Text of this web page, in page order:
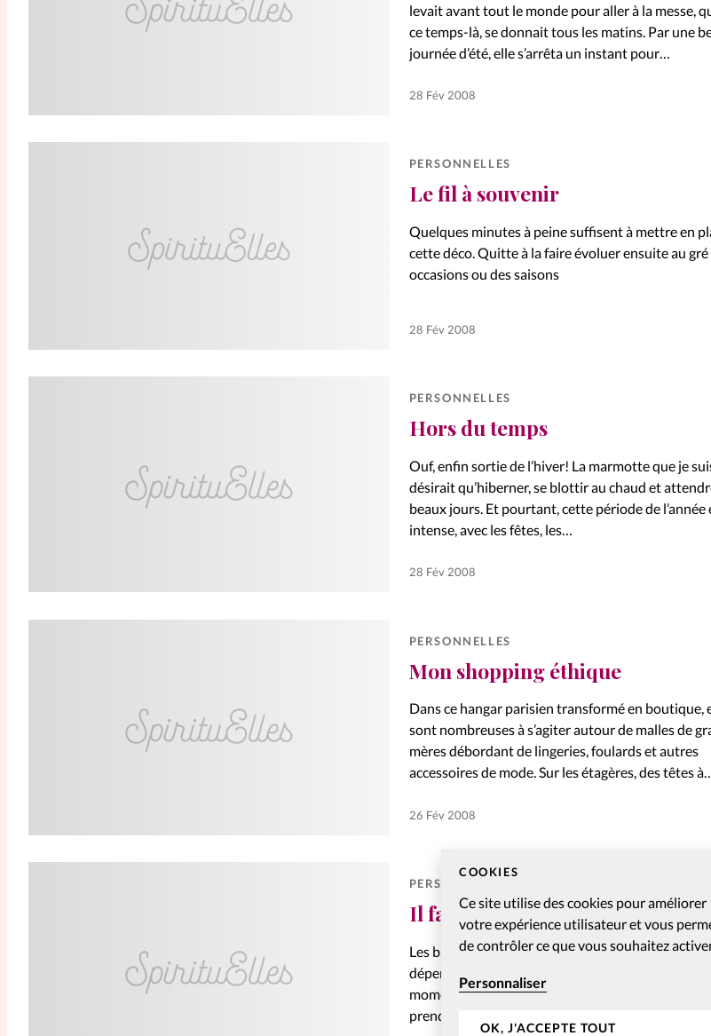
COOKIES
Ce site utilise des cookies pour améliorer
votre expérience utilisateur et vous
de contrôler ce que vous souhaitez
Personnaliser
OK, J'ACCEPTE TOUT
levait avant tout le monde pour aller à la messe,
ce temps-là, se donnait tous les matins. Par une
journée d’été, elle s’arrêta un instant pour…
28 Fév 2008
PERSONNELLES
Le fil à souvenir
Quelques minutes à peine suffisent à mettre en
cette déco. Quitte à la faire évoluer ensuite au gré
occasions ou des saisons
28 Fév 2008
PERSONNELLES
Hors du temps
Ouf, enfin sortie de l’hiver! La marmotte que je
désirait qu’hiberner, se blottir au chaud et
beaux jours. Et pourtant, cette période de l’année
intense, avec les fêtes, les…
28 Fév 2008
PERSONNELLES
Mon shopping éthique
Dans ce hangar parisien transformé en boutique,
sont nombreuses à s’agiter autour de malles de
mères débordant de lingeries, foulards et autres
accessoires de mode. Sur les étagères, des têtes à
26 Fév 2008
PERSONNELLES
Il faut que tu respires
Les bienfaits des activités en extérieur sont
dépenser physiquement, s’aérer l’esprit ou passer
moment avec Dieu, toutes les raisons sont bonnes
prendre un bol d’air pur